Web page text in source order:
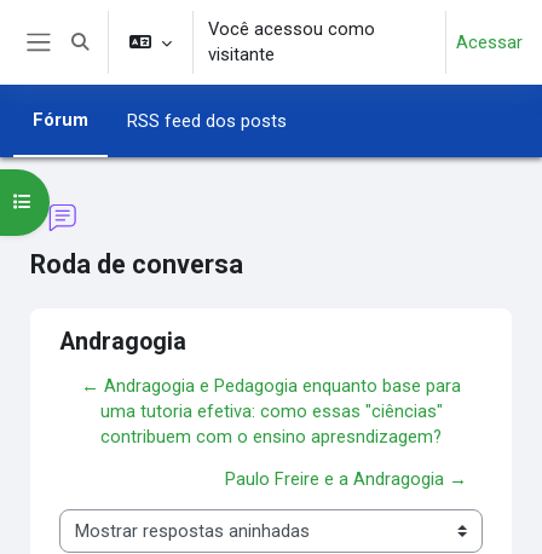
Ir para o conteúdo principal
Alternar entrada de pesquisa
Você acessou como
visitante
Acessar
Fórum RSS feed dos posts
Roda de conversa
Abrir índice do curso
Andragogia
← Andragogia e Pedagogia enquanto base para
uma tutoria efetiva: como essas "ciências"
contribuem com o ensino apresndizagem?
Paulo Freire e a Andragogia →
Modo de visualização